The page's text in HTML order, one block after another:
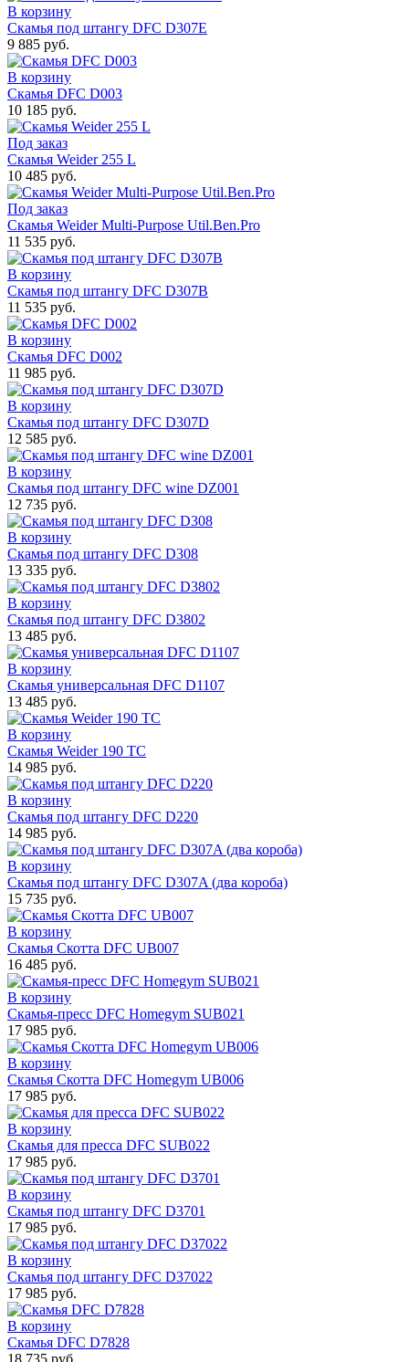
В корзину
Скамья под штангу DFC D307E
9 885 руб.
В корзину
Скамья DFC D003
10 185 руб.
Под заказ
Скамья Weider 255 L
10 485 руб.
Под заказ
Скамья Weider Multi-Purpose Util.Ben.Pro
11 535 руб.
В корзину
Скамья под штангу DFC D307B
11 535 руб.
В корзину
Скамья DFC D002
11 985 руб.
В корзину
Скамья под штангу DFC D307D
12 585 руб.
В корзину
Скамья под штангу DFC wine DZ001
12 735 руб.
В корзину
Скамья под штангу DFC D308
13 335 руб.
В корзину
Скамья под штангу DFC D3802
13 485 руб.
В корзину
Скамья универсальная DFC D1107
13 485 руб.
В корзину
Скамья Weider 190 TC
14 985 руб.
В корзину
Скамья под штангу DFC D220
14 985 руб.
В корзину
Скамья под штангу DFC D307A (два короба)
15 735 руб.
В корзину
Скамья Скотта DFC UB007
16 485 руб.
В корзину
Скамья-пресс DFC Homegym SUB021
17 985 руб.
В корзину
Скамья Скотта DFC Homegym UB006
17 985 руб.
В корзину
Скамья для пресса DFC SUB022
17 985 руб.
В корзину
Скамья под штангу DFC D3701
17 985 руб.
В корзину
Скамья под штангу DFC D37022
17 985 руб.
В корзину
Скамья DFC D7828